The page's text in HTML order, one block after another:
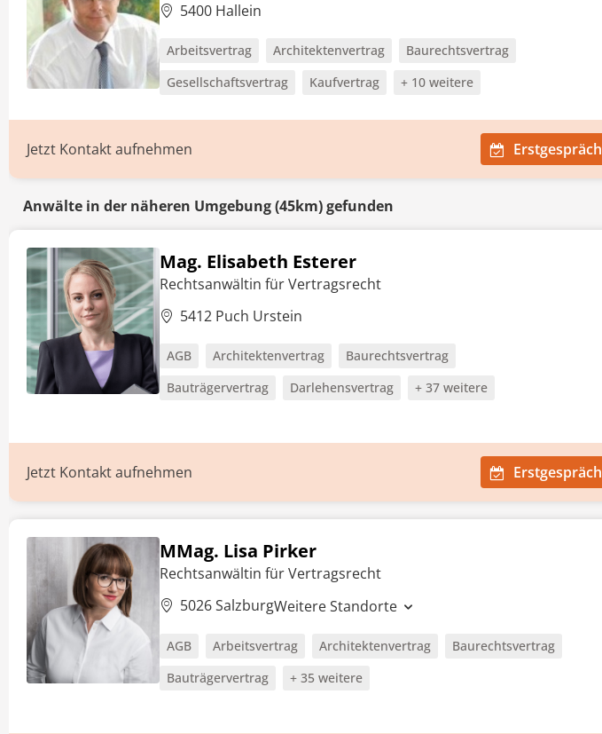
5400 Hallein
Arbeitsvertrag Architektenvertrag
Baurechtsvertrag
Gesellschaftsvertrag
Kaufvertrag + 10 weitere
Jetzt Kontakt aufnehmen Erstgespräch
Anwälte in der näheren Umgebung (45km) gefunden
Mag. Elisabeth Esterer
Rechtsanwältin für Vertragsrecht
5412 Puch Urstein
AGB Architektenvertrag
Baurechtsvertrag
Bauträgervertrag
Darlehensvertrag + 37 weitere
Jetzt Kontakt aufnehmen Erstgespräch
MMag. Lisa Pirker
Rechtsanwältin für Vertragsrecht
5026 SalzburgWeitere Standorte
AGB Arbeitsvertrag Architektenvertrag
Baurechtsvertrag
Bauträgervertrag
+ 35 weitere